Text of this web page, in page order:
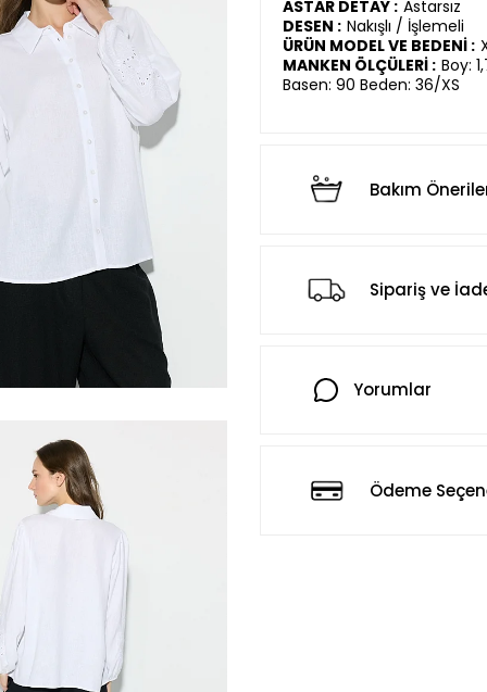
ASTAR DETAY : Astarsız
DESEN : Nakışlı / İşlemeli
ÜRÜN MODEL VE BEDENİ :
MANKEN ÖLÇÜLERİ : Boy:
Basen: 90 Beden: 36/XS
Bakım
Sipariş ve
Yorumlar
Ödeme